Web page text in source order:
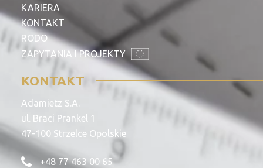
KARIERA
KONTAKT
RODO
ZAPYTANIA I PROJEKTY
KONTAKT
Adamietz S.A.
ul. Braci Prankel 1
47-100 Strzelce Opolskie
+48 77 463 00 65